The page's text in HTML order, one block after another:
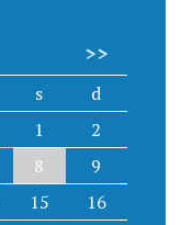
>>
s
d
1
2
8
9
15
16